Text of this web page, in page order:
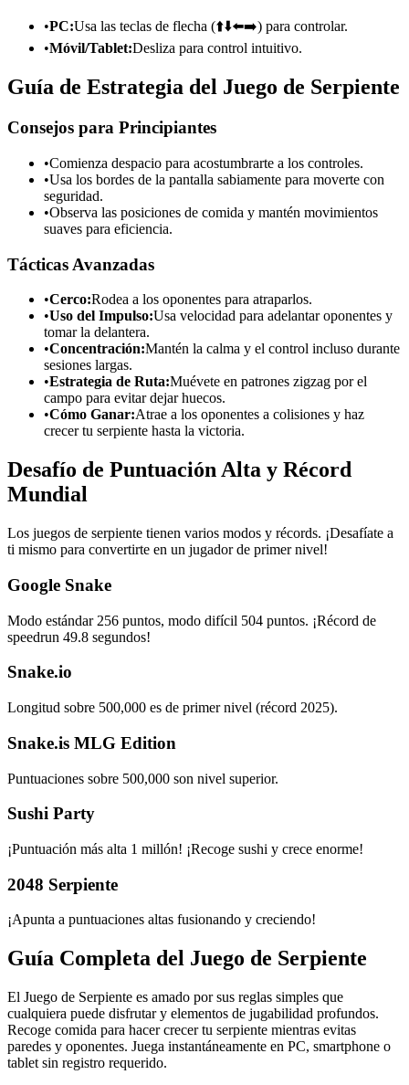
•PC:Usa las teclas de flecha (⬆️⬇️⬅️➡️) para controlar.
•Móvil/Tablet:Desliza para control intuitivo.
Guía de Estrategia del Juego de Serpiente
Consejos para Principiantes
•Comienza despacio para acostumbrarte a los controles.
•Usa los bordes de la pantalla sabiamente para moverte con
seguridad.
•Observa las posiciones de comida y mantén movimientos
suaves para eficiencia.
Tácticas Avanzadas
•Cerco:Rodea a los oponentes para atraparlos.
•Uso del Impulso:Usa velocidad para adelantar oponentes y
tomar la delantera.
•Concentración:Mantén la calma y el control incluso durante
sesiones largas.
•Estrategia de Ruta:Muévete en patrones zigzag por el
campo para evitar dejar huecos.
•Cómo Ganar:Atrae a los oponentes a colisiones y haz
crecer tu serpiente hasta la victoria.
Desafío de Puntuación Alta y Récord
Mundial
Los juegos de serpiente tienen varios modos y récords. ¡Desafíate a
ti mismo para convertirte en un jugador de primer nivel!
Google Snake
Modo estándar 256 puntos, modo difícil 504 puntos. ¡Récord de
speedrun 49.8 segundos!
Snake.io
Longitud sobre 500,000 es de primer nivel (récord 2025).
Snake.is MLG Edition
Puntuaciones sobre 500,000 son nivel superior.
Sushi Party
¡Puntuación más alta 1 millón! ¡Recoge sushi y crece enorme!
2048 Serpiente
¡Apunta a puntuaciones altas fusionando y creciendo!
Guía Completa del Juego de Serpiente
El Juego de Serpiente es amado por sus reglas simples que
cualquiera puede disfrutar y elementos de jugabilidad profundos.
Recoge comida para hacer crecer tu serpiente mientras evitas
paredes y oponentes. Juega instantáneamente en PC, smartphone o
tablet sin registro requerido.